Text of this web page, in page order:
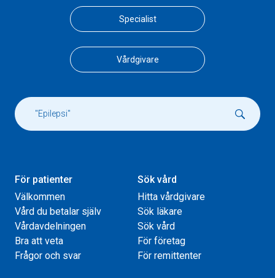
Specialist
Vårdgivare
För patienter
Välkommen
Vård du betalar själv
Vårdavdelningen
Bra att veta
Frågor och svar
Sök vård
Hitta vårdgivare
Sök läkare
Sök vård
För företag
För remittenter